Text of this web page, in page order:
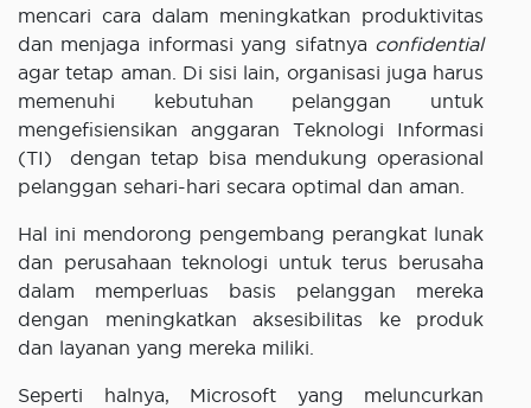
mencari cara dalam meningkatkan produktivitas
dan menjaga informasi yang sifatnya confidential
agar tetap aman. Di sisi lain, organisasi juga harus
memenuhi kebutuhan pelanggan untuk
mengefisiensikan anggaran Teknologi Informasi
(TI) dengan tetap bisa mendukung operasional
pelanggan sehari-hari secara optimal dan aman.
Hal ini mendorong pengembang perangkat lunak
dan perusahaan teknologi untuk terus berusaha
dalam memperluas basis pelanggan mereka
dengan meningkatkan aksesibilitas ke produk
dan layanan yang mereka miliki.
Seperti halnya, Microsoft yang meluncurkan